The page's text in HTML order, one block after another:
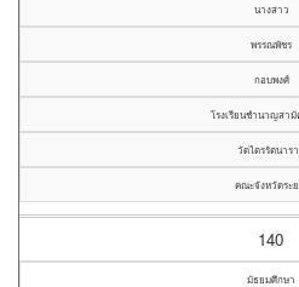
นางสาว
พรรณพัชร
กอบพงศ์
โรงเรียนชำนาญสา
วัดไตรรัตนาร
คณะจังหวัดระ
140
มัธยมศึกษา